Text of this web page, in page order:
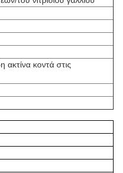
κοντά στις